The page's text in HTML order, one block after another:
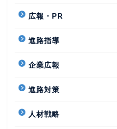
広報・PR
進路指導
企業広報
進路対策
人材戦略